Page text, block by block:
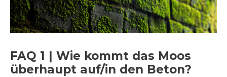
FAQ 1 | Wie kommt das Moos
überhaupt auf/in den Beton?